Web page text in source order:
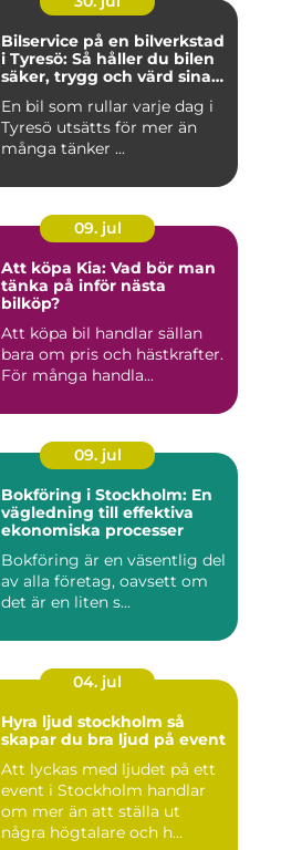
Bilservice på en bilverkstad
i Tyresö: Så håller du bilen
säker, trygg och värd sina
En bil som rullar varje dag i
Tyresö utsätts för mer än
många tänker ...
09. jul
Att köpa Kia: Vad bör man
tänka på inför nästa
bilköp?
Att köpa bil handlar sällan
bara om pris och hästkrafter.
För många handla...
09. jul
Bokföring i Stockholm: En
vägledning till effektiva
ekonomiska processer
Bokföring är en väsentlig del
av alla företag, oavsett om
det är en liten s...
04. jul
Hyra ljud stockholm så
skapar du bra ljud på event
Att lyckas med ljudet på ett
event i Stockholm handlar
om mer än att ställa ut
några högtalare och h...